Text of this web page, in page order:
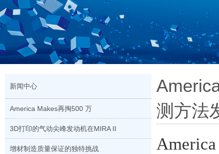
新闻中心
America Makes再掏500 万
3D打印的气动尖峰发动机在MIRA II
增材制造质量保证的独特挑战
测方法